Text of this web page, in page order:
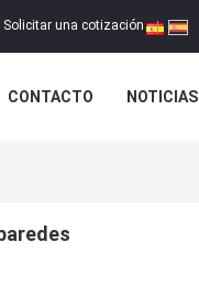
Solicitar una cotización |
CONTACTO NOTICIAS